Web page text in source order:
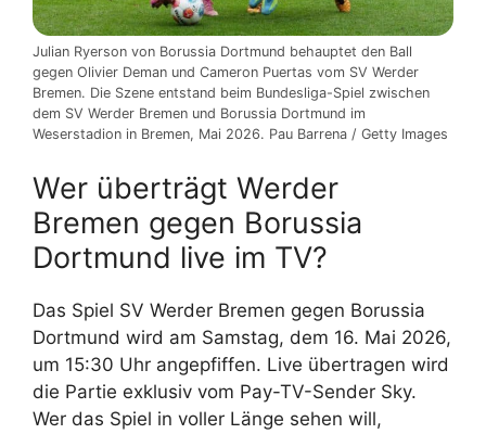
Julian Ryerson von Borussia Dortmund behauptet den Ball
gegen Olivier Deman und Cameron Puertas vom SV Werder
Bremen. Die Szene entstand beim Bundesliga-Spiel zwischen
dem SV Werder Bremen und Borussia Dortmund im
Weserstadion in Bremen, Mai 2026. Pau Barrena / Getty Images
Wer überträgt Werder
Bremen gegen Borussia
Dortmund live im TV?
Das Spiel SV Werder Bremen gegen Borussia
Dortmund wird am Samstag, dem 16. Mai 2026,
um 15:30 Uhr angepfiffen. Live übertragen wird
die Partie exklusiv vom Pay-TV-Sender Sky.
Wer das Spiel in voller Länge sehen will,